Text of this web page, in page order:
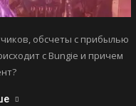
обсчеты с прибылью
с Bungie и причем